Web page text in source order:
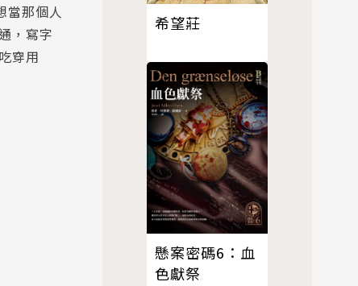
當那個人
，寫字
穿用
希望莊
懸案密碼6：血
色獻祭